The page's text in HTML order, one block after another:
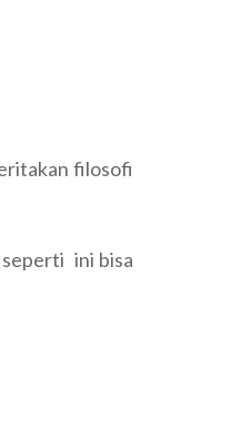
filosofi
seperti ini bisa